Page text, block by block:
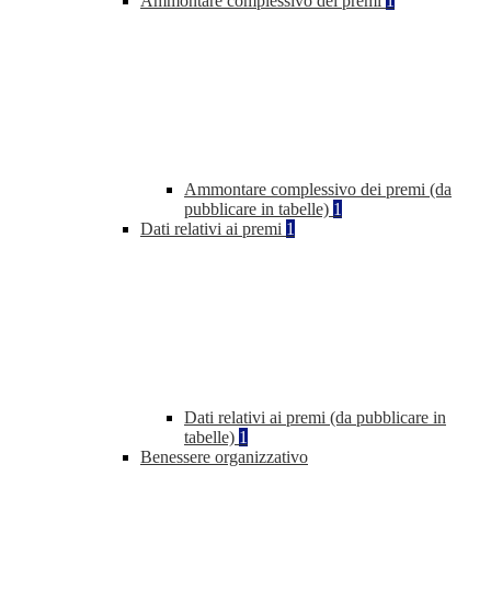
Ammontare complessivo dei premi (da
pubblicare in tabelle) 1
Dati relativi ai premi 1
Dati relativi ai premi (da pubblicare in
tabelle) 1
Benessere organizzativo